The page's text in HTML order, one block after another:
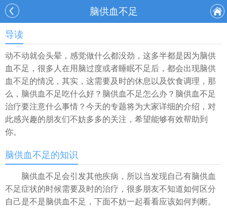
脑供血不足
导读
动不动就会头晕，感觉做什么都没劲，这多半都是因为脑供
血不足，很多人在用脑过度或者睡眠不足后，都会出现脑供
血不足的情况，其实，这需要及时的休息以及饮食调理，那
么，脑供血不足吃什么好？脑供血不足怎么办？脑供血不足
治疗要注意什么事情？今天的专题将为大家详细的介绍，对
此感兴趣的朋友们不妨多多的关注，希望能够有效帮助到
你。
脑供血不足的知识
脑供血不足会引发其他疾病，所以当发现自己有脑供血
不足症状的时候需要及时的治疗，很多朋友不知道如何区分
自己是不是脑供血不足，下面不妨一起看看应该如何判断。